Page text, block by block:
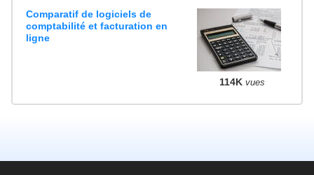
Comparatif de logiciels de
comptabilité et facturation en
ligne
114K vues